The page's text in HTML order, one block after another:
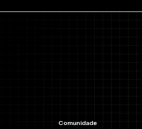
Comunidade